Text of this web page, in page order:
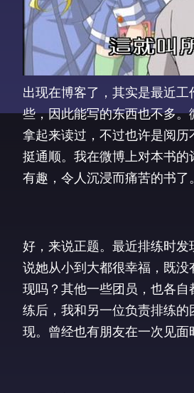
出现在博客了，其实是最近
些，因此能写的东西也不多
拿起来读过，不过也许是阅
挺通顺。我在微博上对本书
有趣，令人沉浸而痛苦的书了
好，来说正题。最近排练时
说她从小到大都很幸福，既
现吗？其他一些团员，也各
练后，我和另一位负责排练
现。曾经也有朋友在一次见